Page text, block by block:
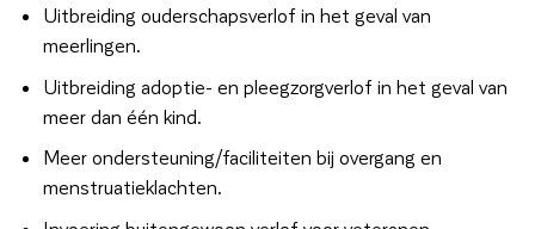
Uitbreiding ouderschapsverlof in het geval van
meerlingen.
Uitbreiding adoptie- en pleegzorgverlof in het geval van
meer dan één kind.
Meer ondersteuning/faciliteiten bij overgang en
menstruatieklachten.